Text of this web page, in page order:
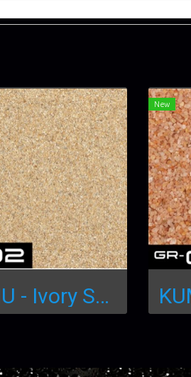
KUMU - Ivory Sand S 250mL SA-02
New